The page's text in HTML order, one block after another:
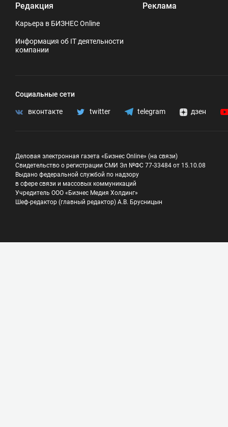
Редакция
Карьера в БИЗНЕС Online
Информация об IT деятельности
компании
Реклама
Социальные сети
вконтакте twitter telegram дзен
Деловая электронная газета «Бизнес Online» (на связи)
Свидетельство о регистрации СМИ Эл №ФС 77-33484 от 15.10.08
Выдано федеральной службой по надзору
в сфере связи и массовых коммуникаций
Учредитель ООО «Бизнес Медия Холдинг»
Шеф-редактор (главный редактор) А.В. Брусницын